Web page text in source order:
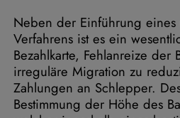
Neben der Einführung eines
Verfahrens ist es ein
Bezahlkarte, Fehlanreize der
irreguläre Migration zu
Zahlungen an Schlepper.
Bestimmung der Höhe des